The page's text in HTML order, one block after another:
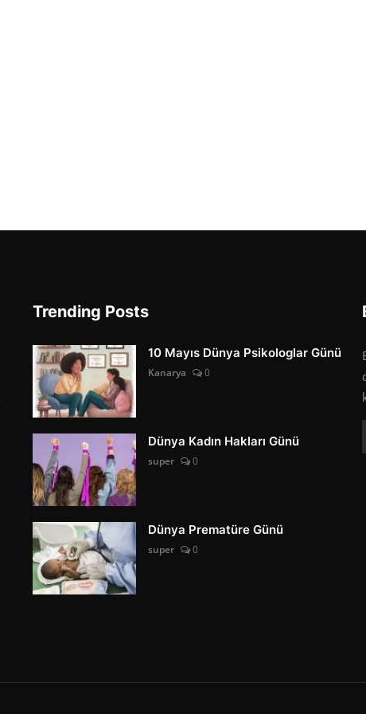
Trending Posts
10 Mayıs Dünya Psikologlar Günü
Kanarya 0
Dünya Kadın Hakları Günü
super 0
Dünya Prematüre Günü
super 0